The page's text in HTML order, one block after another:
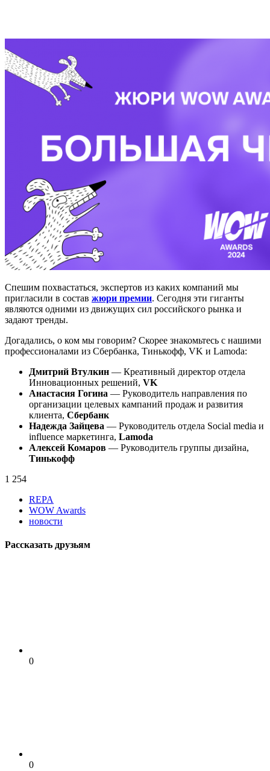
Спешим похвастаться, экспертов из каких компаний мы
пригласили в состав жюри премии. Сегодня эти гиганты
являются одними из движущих сил российского рынка и
задают тренды.
Догадались, о ком мы говорим? Скорее знакомьтесь с нашими
профессионалами из Сбербанка, Тинькофф, VK и Lamoda:
Дмитрий Втулкин — Креативный директор отдела
Инновационных решений, VK
Анастасия Гогина — Руководитель направления по
организации целевых кампаний продаж и развития
клиента, Сбербанк
Надежда Зайцева — Руководитель отдела Social media и
influence маркетинга, Lamoda
Алексей Комаров — Руководитель группы дизайна,
Тинькофф
1 254
REPA
WOW Awards
новости
Рассказать друзьям
0
0